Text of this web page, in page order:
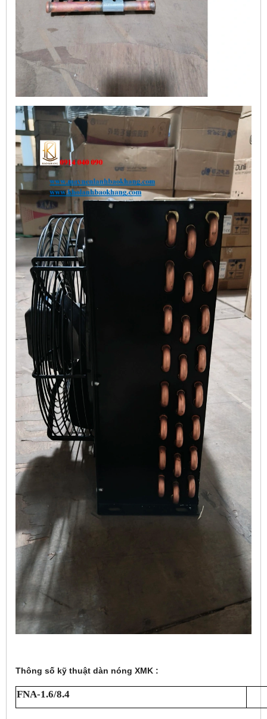
Thông số kỹ thuật dàn nóng XMK :
FNA-1.6/8.4